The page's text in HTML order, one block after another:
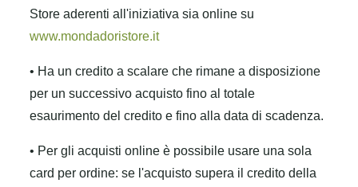
Store aderenti all'iniziativa sia online su
www.mondadoristore.it
• Ha un credito a scalare che rimane a disposizione
per un successivo acquisto fino al totale
esaurimento del credito e fino alla data di scadenza.
• Per gli acquisti online è possibile usare una sola
card per ordine: se l'acquisto supera il credito della